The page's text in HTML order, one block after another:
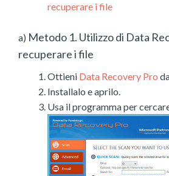
recuperare i file
a) Metodo 1. Utilizzo di Data
recuperare i file
Ottieni Data Recovery Pro
Installalo e aprilo.
Usa il programma per